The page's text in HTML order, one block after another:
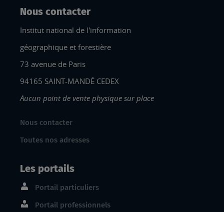
Nous contacter
Institut national de l'information
géographique et forestière
73 avenue de Paris
94165 SAINT-MANDÉ CEDEX
Aucun point de vente physique sur place
Nous contacter
Toutes nos adresses
Les portails
Portail particuliers
Portail professionnels